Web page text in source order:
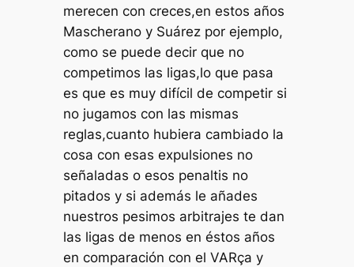
merecen con creces,en estos años
Mascherano y Suárez por ejemplo,
como se puede decir que no
competimos las ligas,lo que pasa
es que es muy difícil de competir si
no jugamos con las mismas
reglas,cuanto hubiera cambiado la
cosa con esas expulsiones no
señaladas o esos penaltis no
pitados y si además le añades
nuestros pesimos arbitrajes te dan
las ligas de menos en éstos años
en comparación con el VARça y